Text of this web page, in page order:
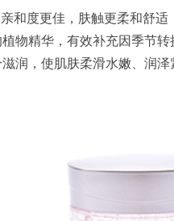
和度更佳，肤触更柔和舒
物精华，有效补充因季节
润，使肌肤柔滑水嫩、润泽